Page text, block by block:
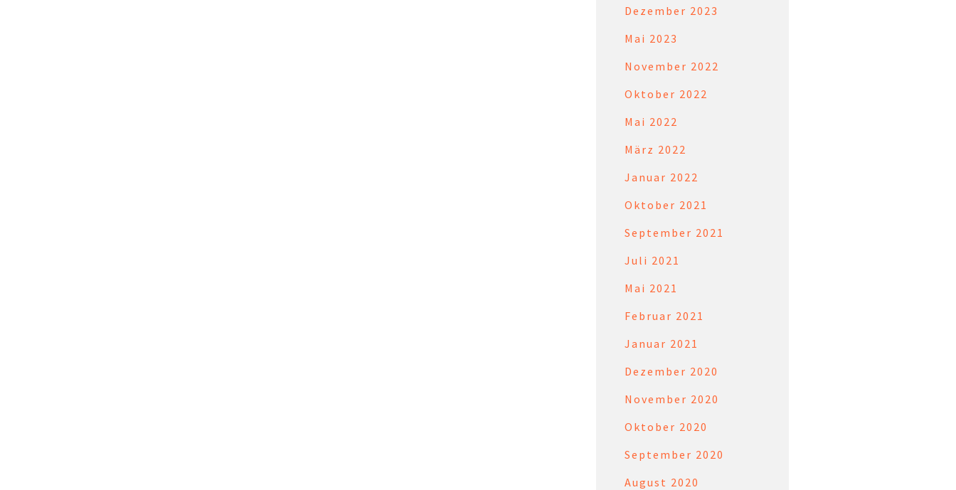
Dezember 2023
Mai 2023
November 2022
Oktober 2022
Mai 2022
März 2022
Januar 2022
Oktober 2021
September 2021
Juli 2021
Mai 2021
Februar 2021
Januar 2021
Dezember 2020
November 2020
Oktober 2020
September 2020
August 2020